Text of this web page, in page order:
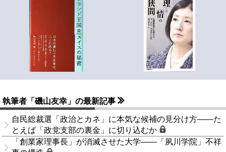
執筆者「磯山友幸」の最新記事
自民総裁選「政治とカネ」に本気な候補の見分け方――た
とえば「政党支部の裏金」に切り込むか
「創業家理事長」が消滅させた大学――「夙川学院」不祥